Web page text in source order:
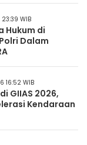
WIB
Hukum di
Dalam
16:52 WIB
GIIAS 2026,
Kendaraan